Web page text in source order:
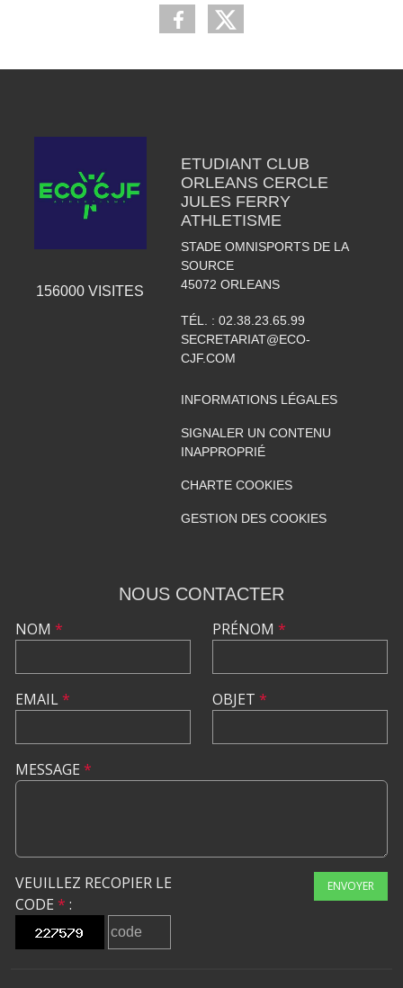
156000 VISITES
ETUDIANT CLUB
ORLEANS CERCLE
JULES FERRY
ATHLETISME
STADE OMNISPORTS DE LA
SOURCE
45072 ORLEANS
TÉL. : 02.38.23.65.99
SECRETARIAT@ECO-
CJF.COM
INFORMATIONS LÉGALES
SIGNALER UN CONTENU
INAPPROPRIÉ
CHARTE COOKIES
GESTION DES COOKIES
NOUS CONTACTER
NOM *
EMAIL*
PRÉNOM *
OBJET *
MESSAGE *
VEUILLEZ RECOPIER LE
CODE * :
ENVOYER